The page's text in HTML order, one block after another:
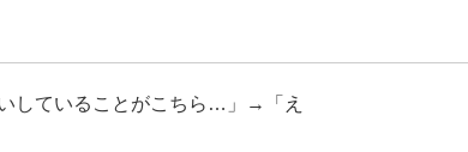
していることがこちら…」→「え